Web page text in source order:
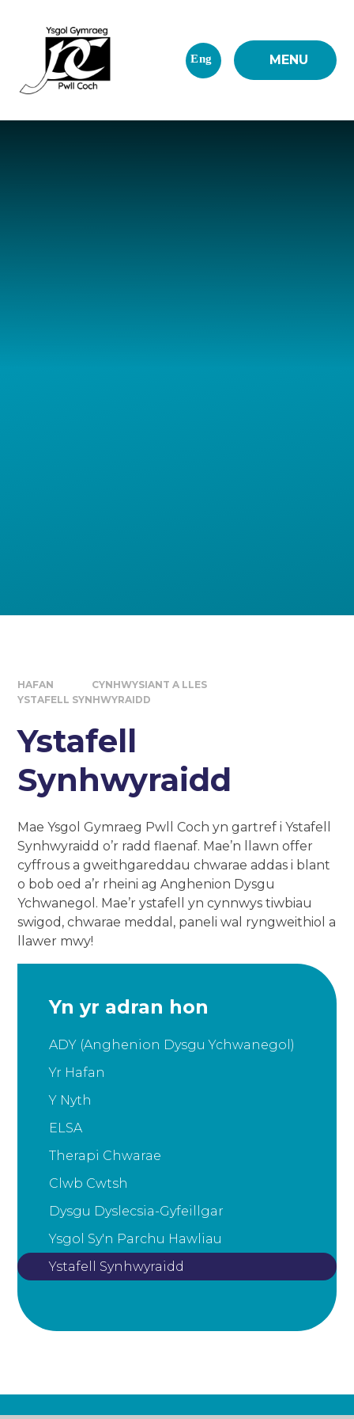
Eng MENU
HAFAN
CYNHWYSIANT A LLES
YSTAFELL SYNHWYRAIDD
Ystafell
Synhwyraidd
Mae Ysgol Gymraeg Pwll Coch yn gartref i Ystafell
Synhwyraidd o’r radd flaenaf. Mae’n llawn offer
cyffrous a gweithgareddau chwarae addas i blant
o bob oed a’r rheini ag Anghenion Dysgu
Ychwanegol. Mae’r ystafell yn cynnwys tiwbiau
swigod, chwarae meddal, paneli wal ryngweithiol a
llawer mwy!
Yn yr adran hon
ADY (Anghenion Dysgu Ychwanegol)
Yr Hafan
Y Nyth
ELSA
Therapi Chwarae
Clwb Cwtsh
Dysgu Dyslecsia-Gyfeillgar
Ysgol Sy'n Parchu Hawliau
Ystafell Synhwyraidd